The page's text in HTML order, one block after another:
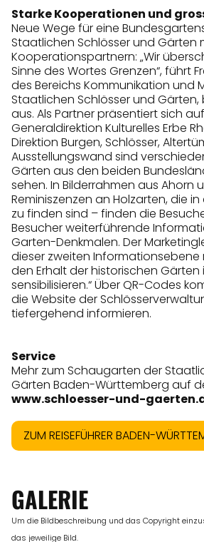
Starke Kooperationen und
Neue Wege für eine
Staatlichen Schlösser und Gärten
Kooperationspartnern: „Wir
Sinne des Wortes Grenzen“, führt
des Bereichs Kommunikation und
Staatlichen Schlösser und Gärten,
aus. Als Partner präsentiert sich
Generaldirektion Kulturelles Erbe
Direktion Burgen, Schlösser,
Ausstellungswand sind
Gärten aus den beiden
sehen. In Bilderrahmen aus Ahorn
Reminiszenzen an Holzarten, die
zu finden sind – finden die
Besucher weiterführende
Garten-Denkmalen. Der
dieser zweiten
den Erhalt der historischen Gärten
sensibilisieren.“ Über QR-Codes
die Website der
tiefergehend informieren.
Service
Mehr zum Schaugarten der
Gärten Baden-Württemberg auf
www.schloesser-und-
ZUM REISEFÜHRER BADEN-
GALERIE
Um die Bildbeschreibung und das Copyright
das jeweilige Bild.